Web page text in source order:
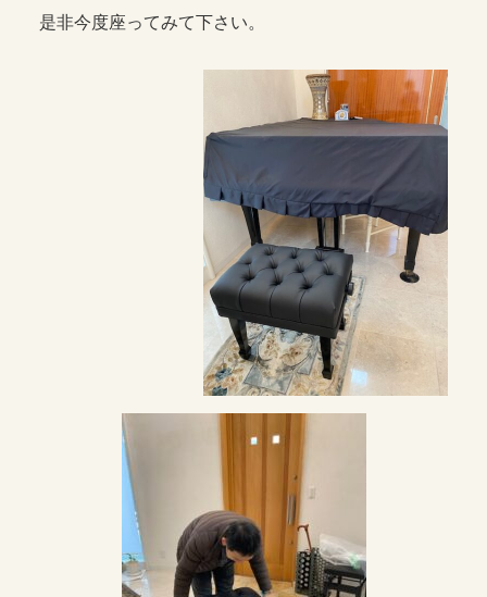
是非今度座ってみて下さい。